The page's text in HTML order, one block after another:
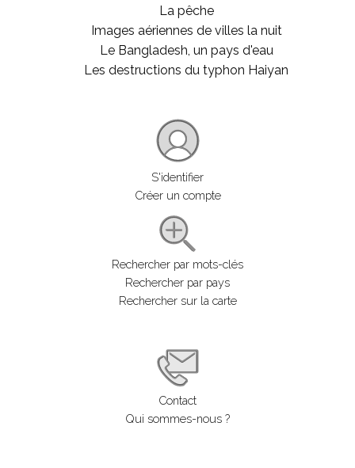
La pêche
Images aériennes de villes la nuit
Le Bangladesh, un pays d'eau
Les destructions du typhon Haiyan
S'identifier
Créer un compte
Rechercher par mots-clés
Rechercher par pays
Rechercher sur la carte
Contact
Qui sommes-nous ?